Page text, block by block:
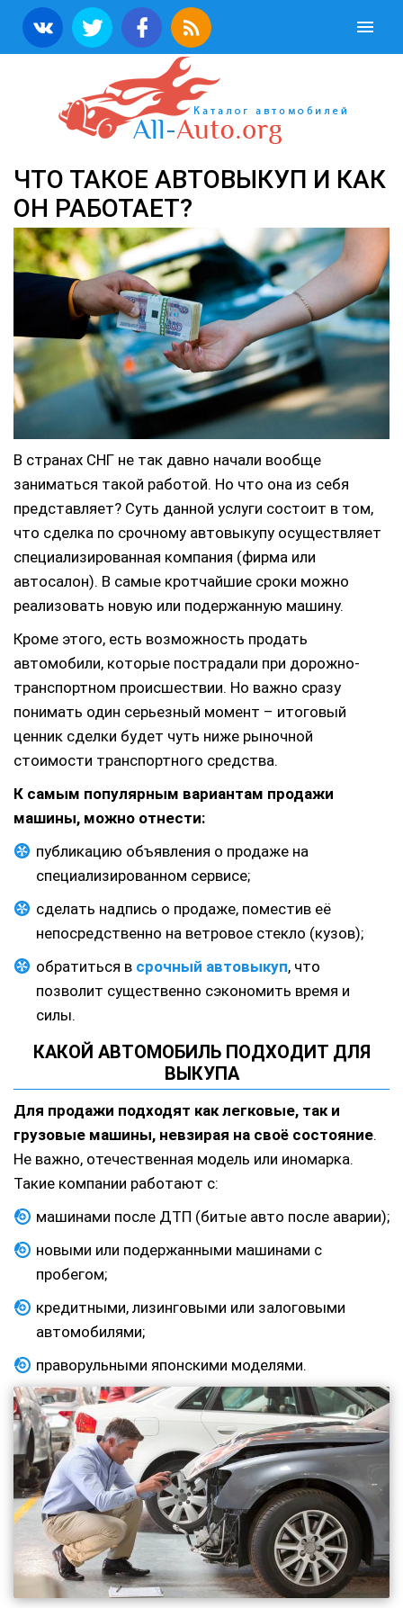
ЧТО ТАКОЕ АВТОВЫКУП И КАК
ОН РАБОТАЕТ?
В странах СНГ не так давно начали вообще
заниматься такой работой. Но что она из себя
представляет? Суть данной услуги состоит в том,
что сделка по срочному автовыкупу осуществляет
специализированная компания (фирма или
автосалон). В самые кротчайшие сроки можно
реализовать новую или подержанную машину.
Кроме этого, есть возможность продать
автомобили, которые пострадали при дорожно-
транспортном происшествии. Но важно сразу
понимать один серьезный момент – итоговый
ценник сделки будет чуть ниже рыночной
стоимости транспортного средства.
К самым популярным вариантам продажи
машины, можно отнести:
публикацию объявления о продаже на
специализированном сервисе;
сделать надпись о продаже, поместив её
непосредственно на ветровое стекло (кузов);
обратиться в срочный автовыкуп, что
позволит существенно сэкономить время и
силы.
КАКОЙ АВТОМОБИЛЬ ПОДХОДИТ ДЛЯ
ВЫКУПА
Для продажи подходят как легковые, так и
грузовые машины, невзирая на своё состояние.
Не важно, отечественная модель или иномарка.
Такие компании работают с:
машинами после ДТП (битые авто после аварии);
новыми или подержанными машинами с
пробегом;
кредитными, лизинговыми или залоговыми
автомобилями;
праворульными японскими моделями.